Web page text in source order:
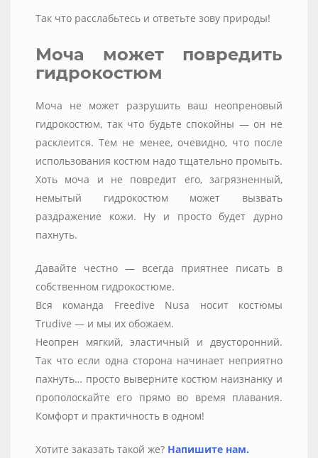
Так что расслабьтесь и ответьте зову природы!
Моча может повредить
гидрокостюм
Моча не может разрушить ваш неопреновый
гидрокостюм, так что будьте спокойны — он не
расклеится. Тем не менее, очевидно, что после
использования костюм надо тщательно промыть.
Хоть моча и не повредит его, загрязненный,
немытый гидрокостюм может вызвать
раздражение кожи. Ну и просто будет дурно
пахнуть.
Давайте честно — всегда приятнее писать в
собственном гидрокостюме.
Вся команда Freedive Nusa носит костюмы
Trudive — и мы их обожаем.
Неопрен мягкий, эластичный и двусторонний.
Так что если одна сторона начинает неприятно
пахнуть… просто выверните костюм наизнанку и
прополоскайте его прямо во время плавания.
Комфорт и практичность в одном!
Хотите заказать такой же? Напишите нам.